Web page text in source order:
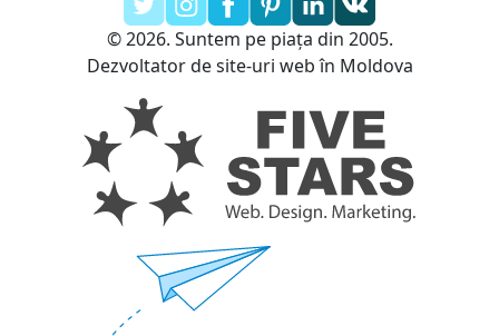
© 2026. Suntem pe piața din 2005.
Dezvoltator de site-uri web în Moldova